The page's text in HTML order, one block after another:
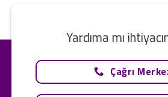
Yardıma mı
Çağrı